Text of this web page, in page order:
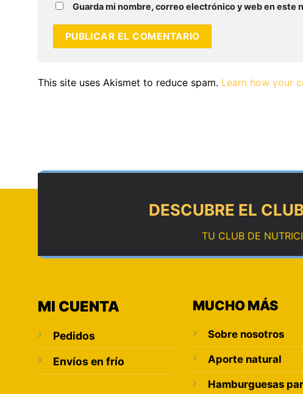
Guarda mi nombre, correo electrónico y web en este
This site uses Akismet to reduce spam. Learn how your
DESCUBRE EL
TU CLUB DE
MI CUENTA
Pedidos
Envíos en frío
MUCHO MÁS
Sobre nosotros
Aporte natural
Hamburguesas